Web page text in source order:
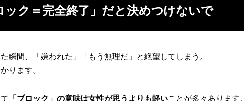
ック＝完全終了」だと決めつけないで
瞬間、「嫌われた」「もう無理だ」と絶望してしまう。
ります。
「ブロック」の意味は女性が思うよりも軽いことが多々あります。